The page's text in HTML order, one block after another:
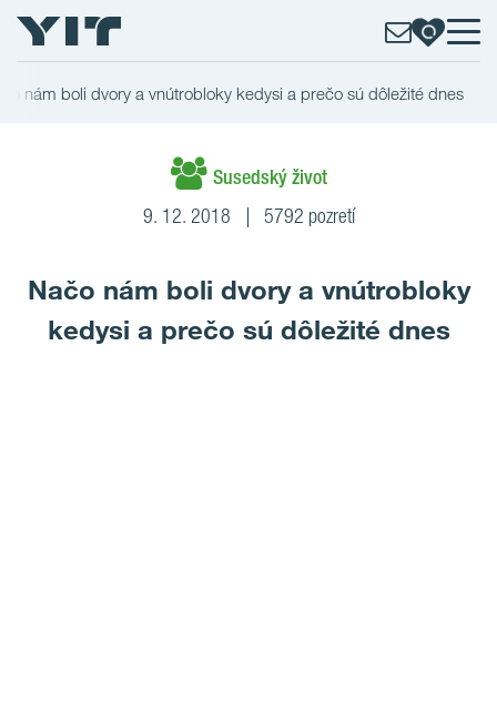
nám boli dvory a vnútrobloky kedysi a prečo sú dôležité dnes
Susedský život
9. 12. 2018 5792 pozretí
Načo nám boli dvory a vnútrobloky
kedysi a prečo sú dôležité dnes